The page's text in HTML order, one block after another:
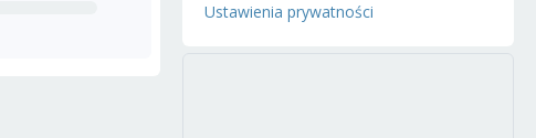
Ustawienia prywatności